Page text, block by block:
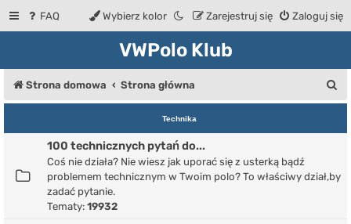
FAQ Zaloguj się
Zarejestruj się
Wybierz kolor
VWPolo Klub
Strona domowa Strona główna
z
a
Technika
100 technicznych pytań do...
Coś nie działa? Nie wiesz jak uporać się z usterką bądź
problemem technicznym w Twoim polo? To właściwy dział,by
zadać pytanie.
Tematy: 19932